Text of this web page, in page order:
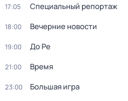
17:05 Специальный репортаж
18:00 Вечерние новости
19:00 До Ре
21:00 Время
23:00 Большая игра